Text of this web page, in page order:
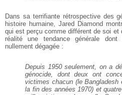
Dans sa terrifiante rétrospective des
histoire humaine, Jared Diamond
qui est perçu comme différent de soi et
réalité une tendance générale dont
nullement dégagée :
Depuis 1950 seulement, on a
génocide, dont deux ont
victimes chacun (le Bangladesh
la fin des années 1970) etquatre